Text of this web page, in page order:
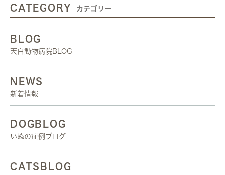
CATEGORY カテゴリー
BLOG
天白動物病院BLOG
NEWS
新着情報
DOGBLOG
いぬの症例ブログ
CATSBLOG